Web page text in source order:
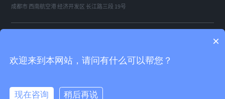
成都市 西南航空港 经济开发区 长江路三段 19号
×
欢迎来到本网站，请问有什么可以帮您？
现在咨询 稍后再说